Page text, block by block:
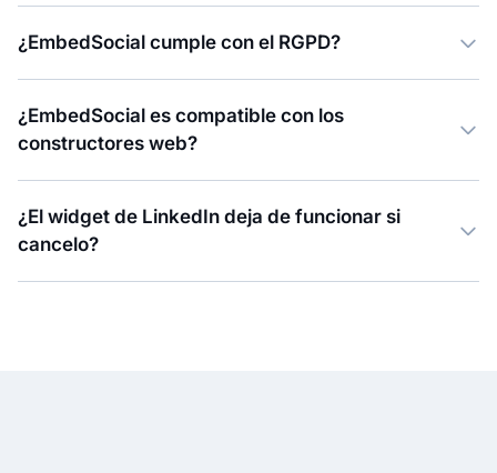
¿EmbedSocial cumple con el RGPD?
¿EmbedSocial es compatible con los
constructores web?
¿El widget de LinkedIn deja de funcionar si
cancelo?